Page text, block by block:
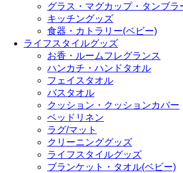
グラス・マグカップ・タンブラ
キッチングッズ
食器・カトラリー(ベビー)
ライフスタイルグッズ
お香・ルームフレグランス
ハンカチ・ハンドタオル
フェイスタオル
バスタオル
クッション・クッションカバー
ベッドリネン
ラグ/マット
クリーニンググッズ
ライフスタイルグッズ
ブランケット・タオル(ベビー)